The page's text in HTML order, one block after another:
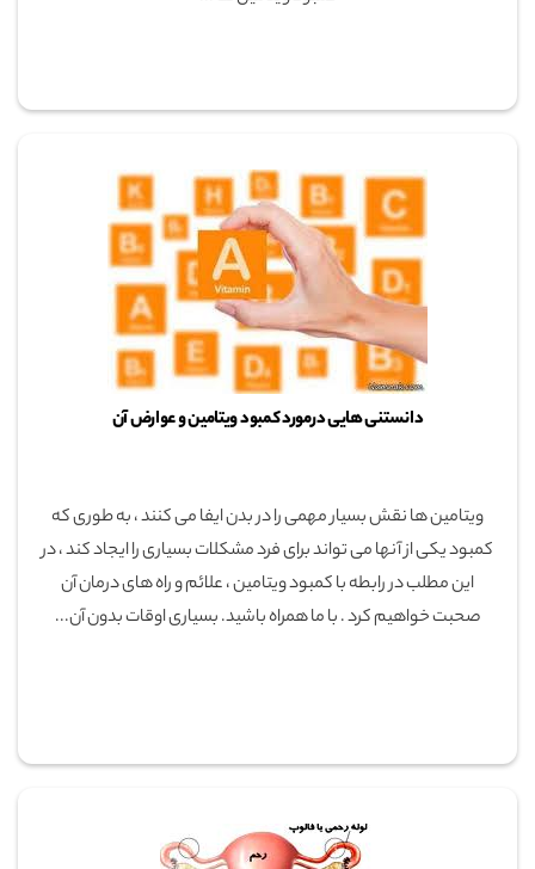
دانستنی هایی درمورد کمبود ویتامین و عوارض آن
ویتامین ها نقش بسیار مهمی را در بدن ایفا می کنند ، به طوری که
کمبود یکی از آنها می تواند برای فرد مشکلات بسیاری را ایجاد کند ، در
این مطلب در رابطه با کمبود ویتامین ، علائم و راه های درمان آن
صحبت خواهیم کرد . با ما همراه باشید. بسیاری اوقات بدون آن...